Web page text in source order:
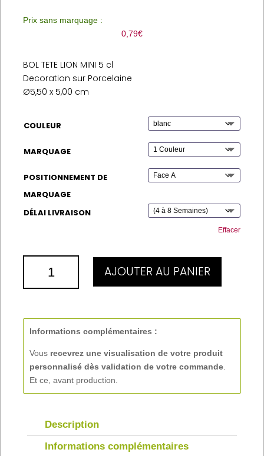
Prix sans marquage :
0,79€
BOL TETE LION MINI 5 cl
Decoration sur Porcelaine
Ø5,50 x 5,00 cm
COULEUR
MARQUAGE
POSITIONNEMENT DE
MARQUAGE
DÉLAI LIVRAISON
Effacer
BOL
LION
MINI
CL
AJOUTER AU PANIER
Informations complémentaires :
Vous recevrez une visualisation de votre produit
personnalisé dès validation de votre commande
Et ce, avant production.
Description
Informations complémentaires